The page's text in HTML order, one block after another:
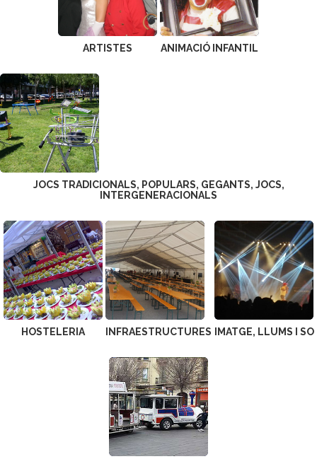
ARTISTES ANIMACIÓ INFANTIL
JOCS TRADICIONALS, POPULARS, GEGANTS, JOCS,
INTERGENERACIONALS
HOSTELERIA INFRAESTRUCTURES IMATGE, LLUMS I SO